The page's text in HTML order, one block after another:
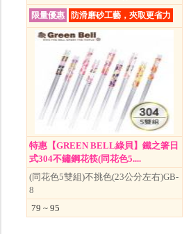
限量優惠
防滑磨砂工藝，夾取更省力
特惠【GREEN BELL綠貝】鐵之箸日
式304不鏽鋼花筷(同花色5....
(同花色5雙組)不挑色(23公分左右)GB-
8
79 ~ 95